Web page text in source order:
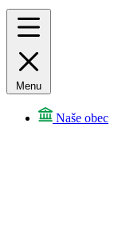
Menu
Naše obec